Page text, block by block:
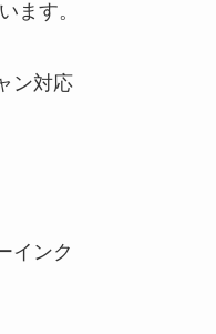
ます。
ン対応
インク